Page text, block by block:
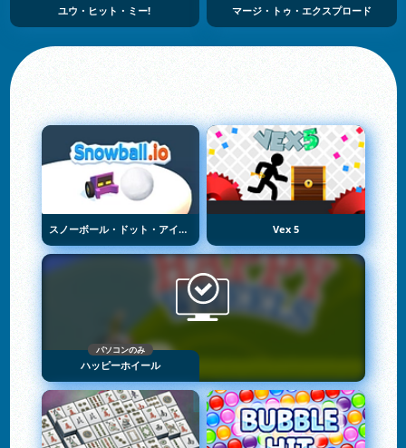
ユウ・ヒット・ミー! マージ・トゥ・エクスプロード
スノーボール・ドット・アイオー Vex 5
パソコンのみ
ハッピーホイール